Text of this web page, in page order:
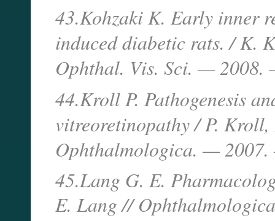
43.Kohzaki K. Early inner
induced diabetic rats. / K.
Ophthal. Vis. Sci. —
44.Kroll P. Pathogenesis
vitreoretinopathy / P. Kroll,
Ophthalmologica. —
45.Lang G. E.
E. Lang //